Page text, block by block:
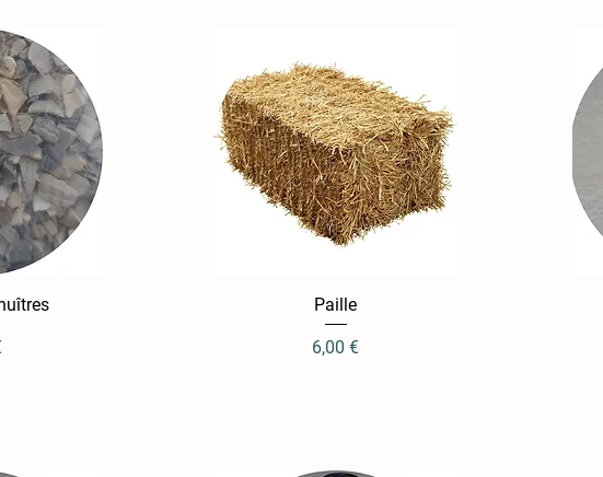
Aperçu rapide
Paille
Prix
6,00 €